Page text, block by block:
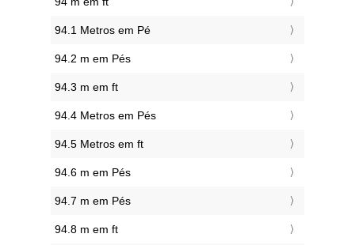
94.1 Metros em Pé
94.2 m em Pés
94.3 m em ft
94.4 Metros em Pés
94.5 Metros em ft
94.6 m em Pés
94.7 m em Pés
94.8 m em ft